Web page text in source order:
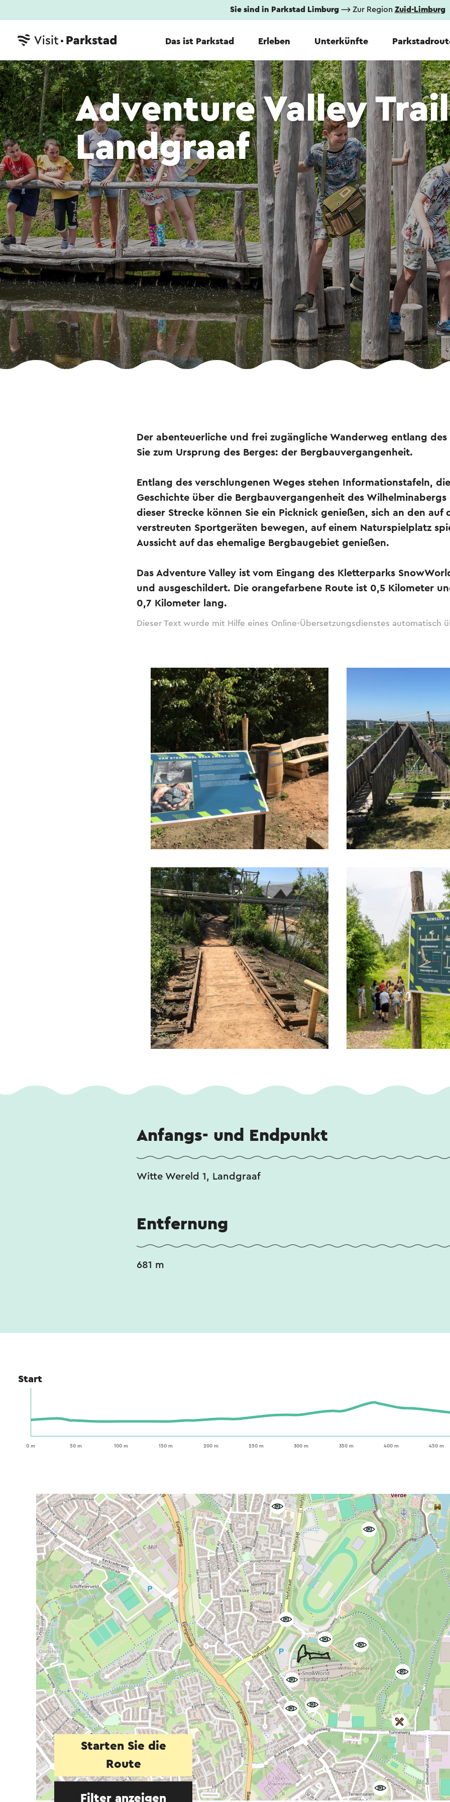
Sie sind in Parkstad Limburg⟶ Zur Region Zuid-Limburg
Das ist Parkstad Erleben Unterkünfte
Adventure Valley
Landgraaf
Der abenteuerliche und frei zugängliche Wanderweg entlang
Sie zum Ursprung des Berges: der Bergbauvergangenheit.
Entlang des verschlungenen Weges stehen Informationstafeln,
Geschichte über die Bergbauvergangenheit des Wilhelminabergs
dieser Strecke können Sie ein Picknick genießen, sich an den auf
verstreuten Sportgeräten bewegen, auf einem Naturspielplatz
Aussicht auf das ehemalige Bergbaugebiet genießen.
Das Adventure Valley ist vom Eingang des Kletterparks
und ausgeschildert. Die orangefarbene Route ist 0,5 Kilometer
0,7 Kilometer lang.
Dieser Text wurde mit Hilfe eines Online-Übersetzungsdienstes automatisch
Anfangs- und Endpunkt
Witte Wereld 1, Landgraaf
Entfernung
681 m
Start
Starten Sie die
Route
Filter anzeigen